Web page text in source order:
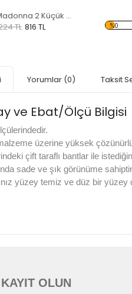
Madonna 2 Küçük Çocuk Forex Tablo
TL 816 TL %0
Yorumlar (0) Taksit
ve Ebat/Ölçü Bilgisi
üzerine yüksek
çift taraflı bantlar ile
sade ve şık görünüme
yüzey temiz ve düz bir yüzey
OLUN